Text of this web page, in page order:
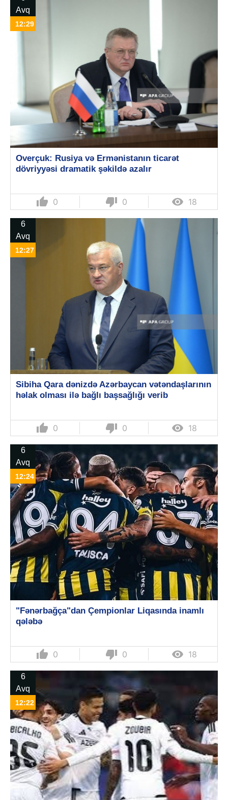
Avq
12:29
Overçuk: Rusiya və Ermənistanın ticarət
dövriyyəsi dramatik şəkildə azalır
thumb_up 0 thumb_down 0  18
6
Avq
12:27
Sibiha Qara dənizdə Azərbaycan vətəndaşlarının
həlak olması ilə bağlı başsağlığı verib
thumb_up 0 thumb_down 0  18
6
Avq
12:24
"Fənərbağça"dan Çempionlar Liqasında inamlı
qələbə
thumb_up 0 thumb_down 0  18
6
Avq
12:22